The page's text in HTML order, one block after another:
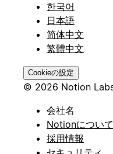
한국어
日本語
简体中文
繁體中文
Cookieの設定
© 2026 Notion
会社名
Notionについて
採用情報